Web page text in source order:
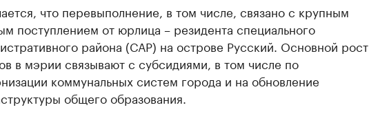
что перевыполнение, в том числе, связано с крупным
поступлением от юрлица – резидента специального
района (САР) на острове Русский. Основной рост
в мэрии связывают с субсидиями, в том числе по
коммунальных систем города и на обновление
общего образования.